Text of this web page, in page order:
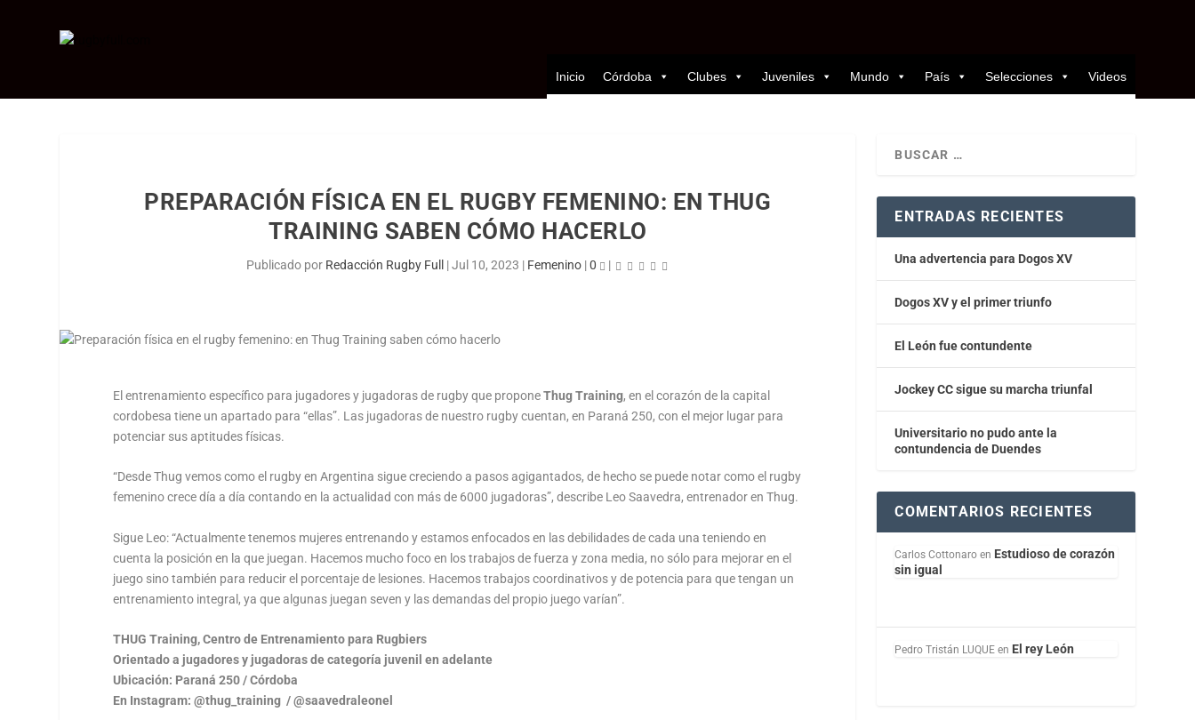
Inicio Córdoba Clubes Juveniles Mundo País Selecciones Videos
PREPARACIÓN FÍSICA EN EL RUGBY FEMENINO: EN THUG
TRAINING SABEN CÓMO HACERLO
Publicado por Redacción Rugby Full |Jul 10, 2023 | Femenino |0 |
El entrenamiento específico para jugadores y jugadoras de rugby que proponeThug Training, en el corazón de la capital
cordobesa tiene un apartado para “ellas”. Las jugadoras de nuestro rugby cuentan, en Paraná 250, con el mejor lugar para
potenciar sus aptitudes físicas.
“Desde Thug vemos como el rugby en Argentina sigue creciendo a pasos agigantados, de hecho se puede notar como el rugby
femenino crece día a día contando en la actualidad con más de 6000 jugadoras”, describe Leo Saavedra, entrenador en Thug.
Sigue Leo: “Actualmente tenemos mujeres entrenando y estamos enfocados en las debilidades de cada una teniendo en
cuenta la posición en la que juegan. Hacemos mucho foco en los trabajos de fuerza y zona media, no sólo para mejorar en el
juego sino también para reducir el porcentaje de lesiones. Hacemos trabajos coordinativos y de potencia para que tengan un
entrenamiento integral, ya que algunas juegan seven y las demandas del propio juego varían”.
THUG Training, Centro de Entrenamiento para Rugbiers
Orientado a jugadores y jugadoras de categoría juvenil en adelante
Ubicación: Paraná 250 / Córdoba
En Instagram: @thug_training / @saavedraleonel
ENTRADAS RECIENTES
Una advertencia para Dogos XV
Dogos XV y el primer triunfo
El León fue contundente
Jockey CC sigue su marcha triunfal
Universitario no pudo ante la
contundencia de Duendes
COMENTARIOS RECIENTES
Carlos Cottonaro en Estudioso de corazón
sin igual
Pedro Tristán LUQUE en El rey León